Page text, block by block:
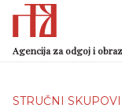
Agencija za odgoj i
STRUČNI SKUPOVI